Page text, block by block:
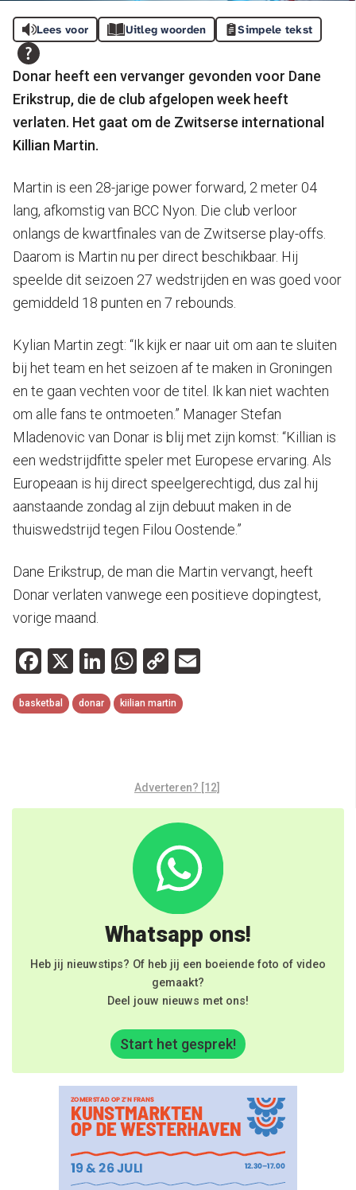
Lees voor Uitleg woorden Simpele tekst
Donar heeft een vervanger gevonden voor Dane
Erikstrup, die de club afgelopen week heeft
verlaten. Het gaat om de Zwitserse international
Killian Martin.
Martin is een 28-jarige power forward, 2 meter 04
lang, afkomstig van BCC Nyon. Die club verloor
onlangs de kwartfinales van de Zwitserse play-offs.
Daarom is Martin nu per direct beschikbaar. Hij
speelde dit seizoen 27 wedstrijden en was goed voor
gemiddeld 18 punten en 7 rebounds.
Kylian Martin zegt: “Ik kijk er naar uit om aan te sluiten
bij het team en het seizoen af te maken in Groningen
en te gaan vechten voor de titel. Ik kan niet wachten
om alle fans te ontmoeten.” Manager Stefan
Mladenovic van Donar is blij met zijn komst: “Killian is
een wedstrijdfitte speler met Europese ervaring. Als
Europeaan is hij direct speelgerechtigd, dus zal hij
aanstaande zondag al zijn debuut maken in de
thuiswedstrijd tegen Filou Oostende.”
Dane Erikstrup, de man die Martin vervangt, heeft
Donar verlaten vanwege een positieve dopingtest,
vorige maand.
Facebook
X LinkedIn
WhatsApp
Copy
Link
basketbal donar kiilian martin
Adverteren? [12]
Whatsapp ons!
Heb jij nieuwstips? Of heb jij een boeiende foto of video
gemaakt?
Deel jouw nieuws met ons!
Start het gesprek!